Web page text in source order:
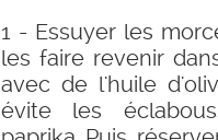
1 - Essuyer les
les faire revenir
avec de l'huile
évite les